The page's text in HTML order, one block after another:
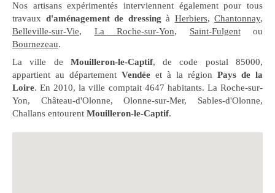
Nos artisans expérimentés interviennent également pour tous
travaux d'aménagement de dressing à Herbiers, Chantonnay,
Belleville-sur-Vie, La Roche-sur-Yon, Saint-Fulgentou
Bournezeau.
La ville de Mouilleron-le-Captif, de code postal 85000,
appartient au département Vendée et à la région Pays de la
Loire. En 2010, la ville comptait 4647 habitants. La Roche-sur-
Yon, Château-d'Olonne, Olonne-sur-Mer, Sables-d'Olonne,
Challans entourent Mouilleron-le-Captif.